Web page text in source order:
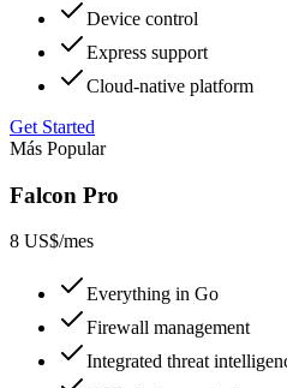
Device control
Express support
Cloud-native platform
Get Started
Más Popular
Falcon Pro
8 US$/mes
Everything in Go
Firewall management
Integrated threat